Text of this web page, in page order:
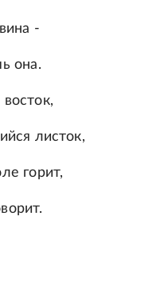
-
она.
листок,
горит,